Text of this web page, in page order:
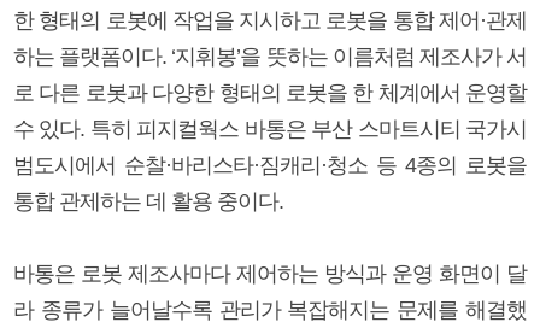
한 형태의 로봇에 작업을 지시하고 로봇을 통합 제어·관제
하는 플랫폼이다. ‘지휘봉’을 뜻하는 이름처럼 제조사가 서
로 다른 로봇과 다양한 형태의 로봇을 한 체계에서 운영할
수 있다. 특히 피지컬웍스 바통은 부산 스마트시티 국가시
범도시에서 순찰·바리스타·짐캐리·청소 등 4종의 로봇을
통합 관제하는 데 활용 중이다.
바통은 로봇 제조사마다 제어하는 방식과 운영 화면이 달
라 종류가 늘어날수록 관리가 복잡해지는 문제를 해결했